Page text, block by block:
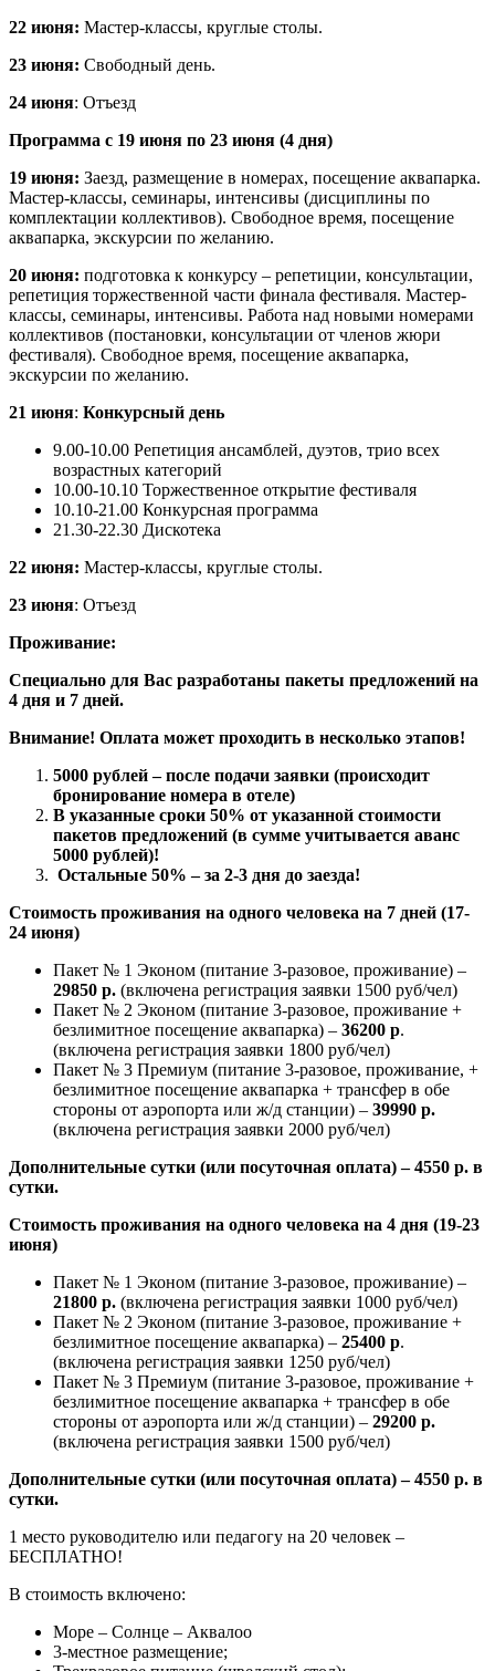
22 июня: Мастер-классы, круглые столы.
23 июня: Свободный день.
24 июня: Отъезд
Программа с 19 июня по 23 июня (4 дня)
19 июня: Заезд, размещение в номерах, посещение аквапарка.
Мастер-классы, семинары, интенсивы (дисциплины по
комплектации коллективов). Свободное время, посещение
аквапарка, экскурсии по желанию.
20 июня: подготовка к конкурсу – репетиции, консультации,
репетиция торжественной части финала фестиваля. Мастер-
классы, семинары, интенсивы. Работа над новыми номерами
коллективов (постановки, консультации от членов жюри
фестиваля). Свободное время, посещение аквапарка,
экскурсии по желанию.
21 июня: Конкурсный день
9.00-10.00 Репетиция ансамблей, дуэтов, трио всех
возрастных категорий
10.00-10.10 Торжественное открытие фестиваля
10.10-21.00 Конкурсная программа
21.30-22.30 Дискотека
22 июня: Мастер-классы, круглые столы.
23 июня: Отъезд
Проживание:
Специально для Вас разработаны пакеты предложений на
4 дня и 7 дней.
Внимание! Оплата может проходить в несколько этапов!
5000 рублей – после подачи заявки (происходит
бронирование номера в отеле)
В указанные сроки 50% от указанной стоимости
пакетов предложений (в сумме учитывается аванс
5000 рублей)!
Остальные 50% – за 2-3 дня до заезда!
Стоимость проживания на одного человека на 7 дней (17-
24 июня)
Пакет № 1 Эконом (питание 3-разовое, проживание) –
29850 р. (включена регистрация заявки 1500 руб/чел)
Пакет № 2 Эконом (питание 3-разовое, проживание +
безлимитное посещение аквапарка) – 36200 р.
(включена регистрация заявки 1800 руб/чел)
Пакет № 3 Премиум (питание 3-разовое, проживание, +
безлимитное посещение аквапарка + трансфер в обе
стороны от аэропорта или ж/д станции) – 39990 р.
(включена регистрация заявки 2000 руб/чел)
Дополнительные сутки (или посуточная оплата) – 4550 р. в
сутки.
Стоимость проживания на одного человека на 4 дня (19-23
июня)
Пакет № 1 Эконом (питание 3-разовое, проживание) –
21800 р. (включена регистрация заявки 1000 руб/чел)
Пакет № 2 Эконом (питание 3-разовое, проживание +
безлимитное посещение аквапарка) – 25400 р.
(включена регистрация заявки 1250 руб/чел)
Пакет № 3 Премиум (питание 3-разовое, проживание +
безлимитное посещение аквапарка + трансфер в обе
стороны от аэропорта или ж/д станции) – 29200 р.
(включена регистрация заявки 1500 руб/чел)
Дополнительные сутки (или посуточная оплата) – 4550 р. в
сутки.
1 место руководителю или педагогу на 20 человек –
БЕСПЛАТНО!
В стоимость включено:
Море – Солнце – Аквалоо
3-местное размещение;